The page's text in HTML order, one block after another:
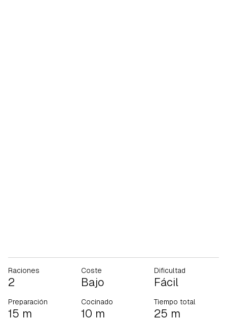
Raciones
2
Coste
Bajo
Dificultad
Fácil
Preparación
15 m
Cocinado
10 m
Tiempo total
25 m